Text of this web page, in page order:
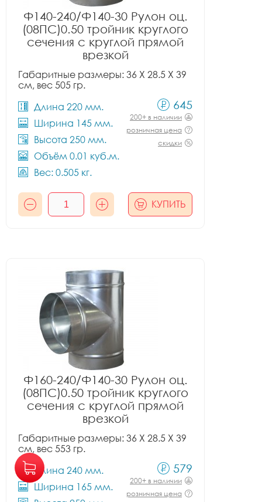
Ф140-240/Ф140-30 Рулон оц.
(08ПС)0.50 тройник круглого
сечения с круглой прямой
врезкой
Габаритные размеры: 36 X 28.5 X 39
см, вес 505 гр.
Длина 220 мм.
Ширина 145 мм.
Высота 250 мм.
Объём 0.01 куб.м.
Вес: 0.505 кг.
645
200+ в наличии
розничная цена
скидки
КУПИТЬ
Ф160-240/Ф140-30 Рулон оц.
(08ПС)0.50 тройник круглого
сечения с круглой прямой
врезкой
Габаритные размеры: 36 X 28.5 X 39
см, вес 553 гр.
Длина 240 мм.
Ширина 165 мм.
579
200+ в наличии
розничная цена